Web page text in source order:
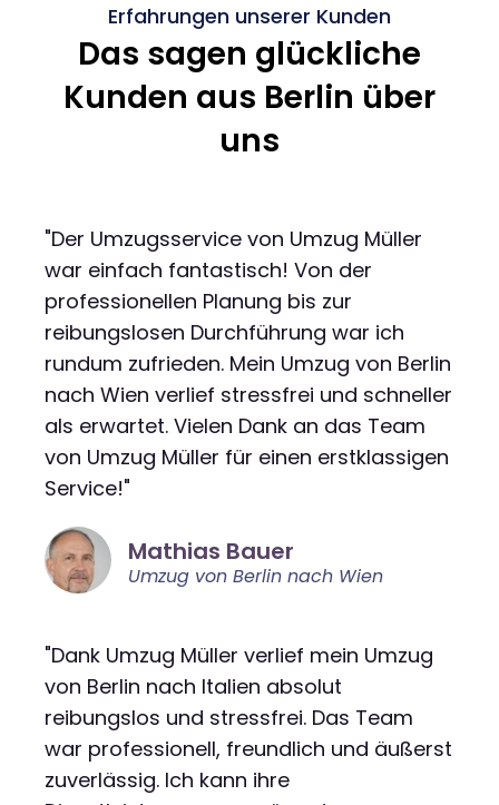
Erfahrungen unserer Kunden
Das sagen glückliche
Kunden aus Berlin über
uns
"Der Umzugsservice von Umzug Müller
war einfach fantastisch! Von der
professionellen Planung bis zur
reibungslosen Durchführung war ich
rundum zufrieden. Mein Umzug von Berlin
nach Wien verlief stressfrei und schneller
als erwartet. Vielen Dank an das Team
von Umzug Müller für einen erstklassigen
Service!"
Mathias Bauer
Umzug von Berlin nach Wien
"Dank Umzug Müller verlief mein Umzug
von Berlin nach Italien absolut
reibungslos und stressfrei. Das Team
war professionell, freundlich und äußerst
zuverlässig. Ich kann ihre